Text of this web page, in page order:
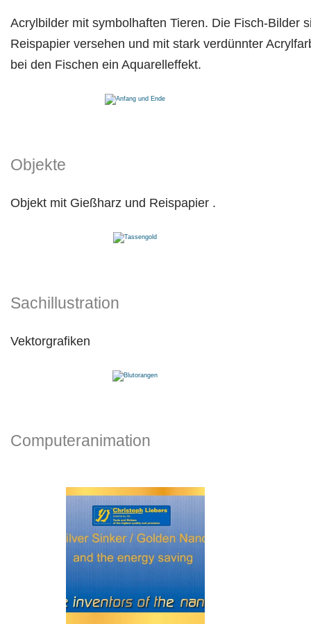
Acrylbilder mit symbolhaften Tieren. Die Fisch-Bilder
Reispapier versehen und mit stark verdünnter
bei den Fischen ein Aquarelleffekt.
Objekte
Objekt mit Gießharz und Reispapier .
Sachillustration
Vektorgrafiken
Computeranimation